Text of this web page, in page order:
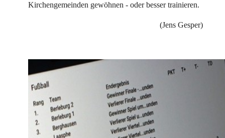
Kirchengemeinden gewöhnen - oder besser trainieren.
(Jens Gesper)